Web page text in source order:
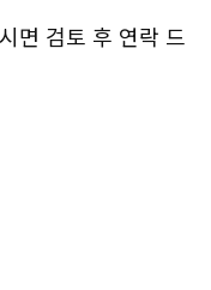
면 검토 후 연락 드